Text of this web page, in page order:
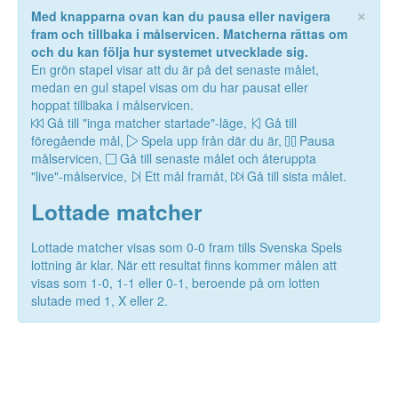
×
Med knapparna ovan kan du pausa eller navigera
fram och tillbaka i målservicen. Matcherna rättas om
och du kan följa hur systemet utvecklade sig.
En grön stapel visar att du är på det senaste målet,
medan en gul stapel visas om du har pausat eller
hoppat tillbaka i målservicen.
Gå till "inga matcher startade"-läge,
Gå till
föregående mål,
Spela upp från där du är,
Pausa
målservicen,
Gå till senaste målet och återuppta
"live"-målservice,
Ett mål framåt, Gå till sista målet.
Lottade matcher
Lottade matcher visas som 0-0 fram tills Svenska Spels
lottning är klar. När ett resultat finns kommer målen att
visas som 1-0, 1-1 eller 0-1, beroende på om lotten
slutade med 1, X eller 2.